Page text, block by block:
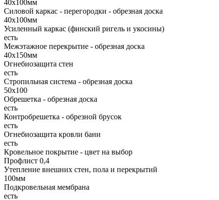
40х100мм
Силовой каркас - перегородки - обрезная доска
40х100мм
Усиленный каркас (финский ригель и укосины)
есть
Межэтажное перекрытие - обрезная доска
40х150мм
Огнебиозащита стен
есть
Стропильная система - обрезная доска
50х100
Обрешетка - обрезная доска
есть
Контробрешетка - обрезной брусок
есть
Огнебиозащита кровли бани
есть
Кровельное покрытие - цвет на выбор
Профлист 0,4
Утепление внешних стен, пола и перекрытий
100мм
Подкровельная мембрана
есть